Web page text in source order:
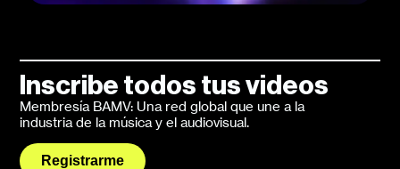
Inscribe todos tus videos
Membresía BAMV: Una red global que une a la
industria de la música y el audiovisual.
Registrarme